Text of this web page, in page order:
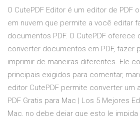
O CutePDF Editor é um editor de PDF
em nuvem que permite a você editar
documentos PDF. O CutePDF oferece
converter documentos em PDF, fazer
imprimir de maneiras diferentes. Ele
principais exigidos para comentar,
editor CutePDF permite converter um
PDF Gratis para Mac | Los 5 Mejores
Mac, no debe dejar que esto le